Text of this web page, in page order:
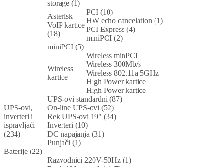
storage (1)
Asterisk
VoIP kartice
(18)
PCI (10)
HW echo cancelation (1)
PCI Express (4)
miniPCI (2)
miniPCI (5)
Wireless
kartice
Wireless minPCI
Wireless 300Mb/s
Wireless 802.11a 5GHz
High Power kartice
High Power kartice
UPS-ovi,
inverteri i
ispravljači
(234)
UPS-ovi standardni (87)
On-line UPS-ovi (52)
Rek UPS-ovi 19" (34)
Inverteri (10)
DC napajanja (31)
Punjači (1)
Baterije (22)
Razvodnici 220V-50Hz (1)